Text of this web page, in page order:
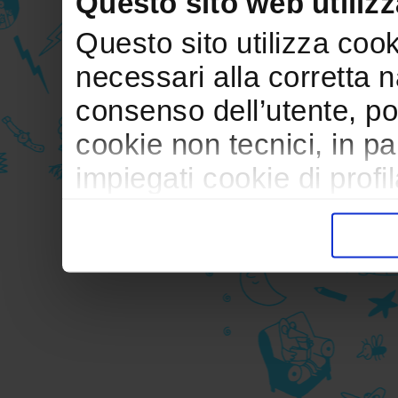
Questo sito utilizza
necessari alla corretta
consenso dell’utente,
cookie non tecnici, in
impiegati cookie di
trasferimento verso
durante la navigazione.
Per maggiori dettagli
durante la
privacy sui cookie, ti